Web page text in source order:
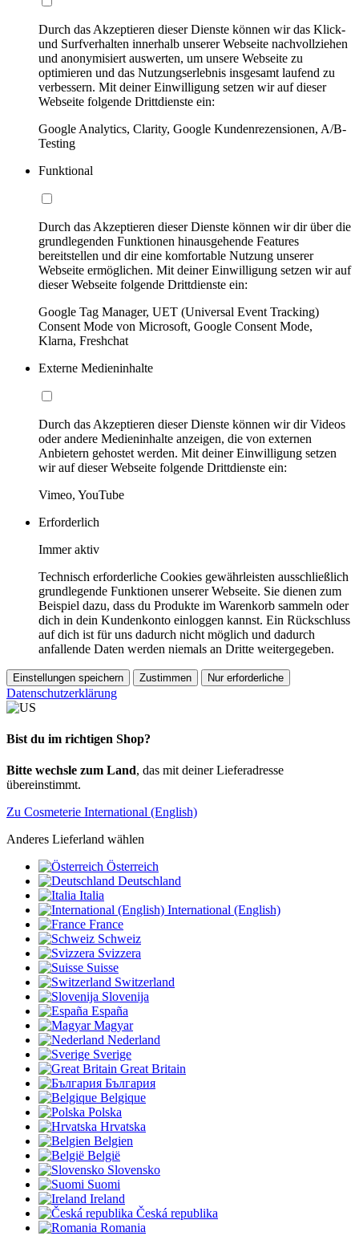
Durch das Akzeptieren dieser Dienste können wir das Klick-
und Surfverhalten innerhalb unserer Webseite nachvollziehen
und anonymisiert auswerten, um unsere Webseite zu
optimieren und das Nutzungserlebnis insgesamt laufend zu
verbessern. Mit deiner Einwilligung setzen wir auf dieser
Webseite folgende Drittdienste ein:
Google Analytics, Clarity, Google Kundenrezensionen, A/B-
Testing
Funktional
Durch das Akzeptieren dieser Dienste können wir dir über die
grundlegenden Funktionen hinausgehende Features
bereitstellen und dir eine komfortable Nutzung unserer
Webseite ermöglichen. Mit deiner Einwilligung setzen wir auf
dieser Webseite folgende Drittdienste ein:
Google Tag Manager, UET (Universal Event Tracking)
Consent Mode von Microsoft, Google Consent Mode,
Klarna, Freshchat
Externe Medieninhalte
Durch das Akzeptieren dieser Dienste können wir dir Videos
oder andere Medieninhalte anzeigen, die von externen
Anbietern gehostet werden. Mit deiner Einwilligung setzen
wir auf dieser Webseite folgende Drittdienste ein:
Vimeo, YouTube
Erforderlich
Immer aktiv
Technisch erforderliche Cookies gewährleisten ausschließlich
grundlegende Funktionen unserer Webseite. Sie dienen zum
Beispiel dazu, dass du Produkte im Warenkorb sammeln oder
dich in dein Kundenkonto einloggen kannst. Ein Rückschluss
auf dich ist für uns dadurch nicht möglich und dadurch
anfallende Daten werden niemals an Dritte weitergegeben.
Einstellungen speichern Zustimmen Nur erforderliche
Datenschutzerklärung
Bist du im richtigen Shop?
Bitte wechsle zum Land, das mit deiner Lieferadresse
übereinstimmt.
Zu Cosmeterie International (English)
Anderes Lieferland wählen
Österreich
Deutschland
Italia
International (English)
France
Schweiz
Svizzera
Suisse
Switzerland
Slovenija
España
Magyar
Nederland
Sverige
Great Britain
България
Belgique
Polska
Hrvatska
Belgien
België
Slovensko
Suomi
Ireland
Česká republika
Romania